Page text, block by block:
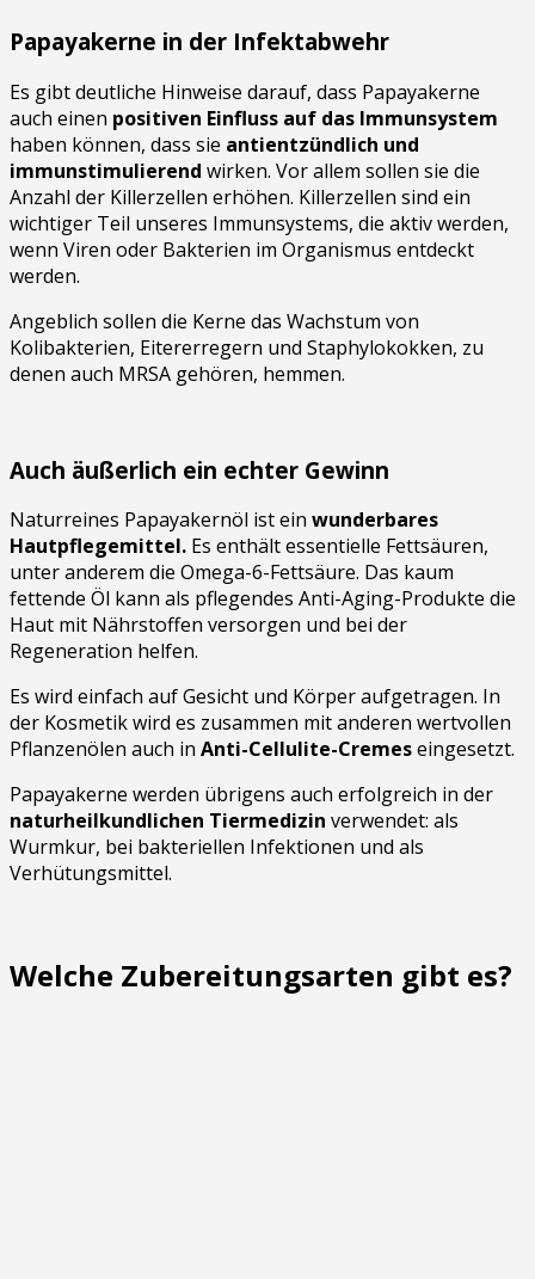
Papayakerne in der Infektabwehr
Es gibt deutliche Hinweise darauf, dass Papayakerne
auch einen positiven Einfluss auf das Immunsystem
haben können, dass sie antientzündlich und
immunstimulierend wirken. Vor allem sollen sie die
Anzahl der Killerzellen erhöhen. Killerzellen sind ein
wichtiger Teil unseres Immunsystems, die aktiv werden,
wenn Viren oder Bakterien im Organismus entdeckt
werden.
Angeblich sollen die Kerne das Wachstum von
Kolibakterien, Eitererregern und Staphylokokken, zu
denen auch MRSA gehören, hemmen.
Auch äußerlich ein echter Gewinn
Naturreines Papayakernöl ist ein wunderbares
Hautpflegemittel. Es enthält essentielle Fettsäuren,
unter anderem die Omega-6-Fettsäure. Das kaum
fettende Öl kann als pflegendes Anti-Aging-Produkte die
Haut mit Nährstoffen versorgen und bei der
Regeneration helfen.
Es wird einfach auf Gesicht und Körper aufgetragen. In
der Kosmetik wird es zusammen mit anderen wertvollen
Pflanzenölen auch in Anti-Cellulite-Cremeseingesetzt.
Papayakerne werden übrigens auch erfolgreich in der
naturheilkundlichen Tiermedizin verwendet: als
Wurmkur, bei bakteriellen Infektionen und als
Verhütungsmittel.
Welche Zubereitungsarten gibt es?